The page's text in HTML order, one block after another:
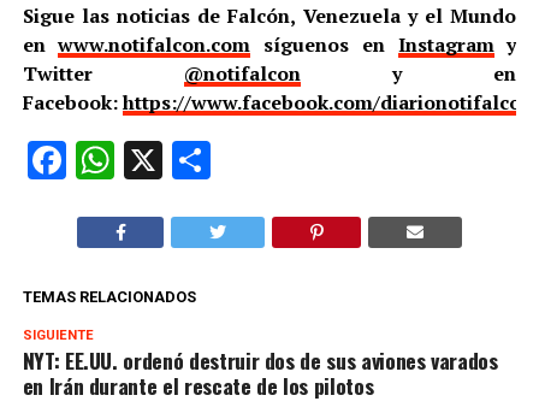
Sigue las noticias de Falcón, Venezuela y el Mundo
enwww.notifalcon.com síguenos en Instagramy
Twitter @notifalcony en
Facebook:https://www.facebook.com/
Facebook
WhatsApp
X Compartir
TEMAS RELACIONADOS
SIGUIENTE
NYT: EE.UU. ordenó destruir dos de sus aviones varados
en Irán durante el rescate de los pilotos